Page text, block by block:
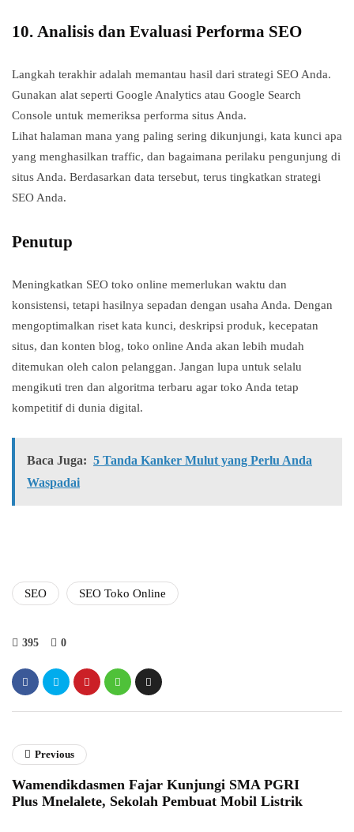
10. Analisis dan Evaluasi Performa SEO
Langkah terakhir adalah memantau hasil dari strategi SEO Anda.
Gunakan alat seperti Google Analytics atau Google Search
Console untuk memeriksa performa situs Anda.
Lihat halaman mana yang paling sering dikunjungi, kata kunci apa
yang menghasilkan traffic, dan bagaimana perilaku pengunjung di
situs Anda. Berdasarkan data tersebut, terus tingkatkan strategi
SEO Anda.
Penutup
Meningkatkan SEO toko online memerlukan waktu dan
konsistensi, tetapi hasilnya sepadan dengan usaha Anda. Dengan
mengoptimalkan riset kata kunci, deskripsi produk, kecepatan
situs, dan konten blog, toko online Anda akan lebih mudah
ditemukan oleh calon pelanggan. Jangan lupa untuk selalu
mengikuti tren dan algoritma terbaru agar toko Anda tetap
kompetitif di dunia digital.
Baca Juga: 5 Tanda Kanker Mulut yang Perlu Anda
Waspadai
SEO SEO Toko Online
395 0
Previous
Wamendikdasmen Fajar Kunjungi SMA PGRI
Plus Mnelalete, Sekolah Pembuat Mobil Listrik